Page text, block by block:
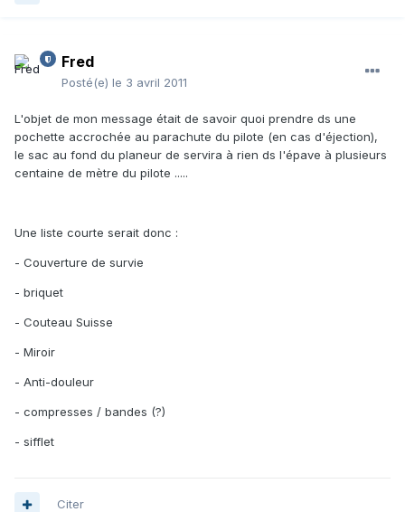
Fred
Posté(e) le 3 avril 2011
L'objet de mon message était de savoir quoi prendre ds une
pochette accrochée au parachute du pilote (en cas d'éjection),
le sac au fond du planeur de servira à rien ds l'épave à plusieurs
centaine de mètre du pilote .....
Une liste courte serait donc :
- Couverture de survie
- briquet
- Couteau Suisse
- Miroir
- Anti-douleur
- compresses / bandes (?)
- sifflet
Citer